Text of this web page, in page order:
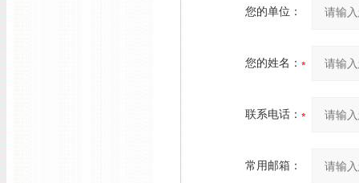
您的单位：
您的姓名：
联系电话：
常用邮箱：